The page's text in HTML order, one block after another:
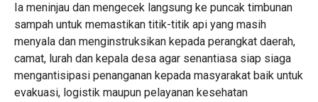
Ia meninjau dan mengecek langsung ke puncak timbunan
sampah untuk memastikan titik-titik api yang masih
menyala dan menginstruksikan kepada perangkat daerah,
camat, lurah dan kepala desa agar senantiasa siap siaga
mengantisipasi penanganan kepada masyarakat baik untuk
evakuasi, logistik maupun pelayanan kesehatan